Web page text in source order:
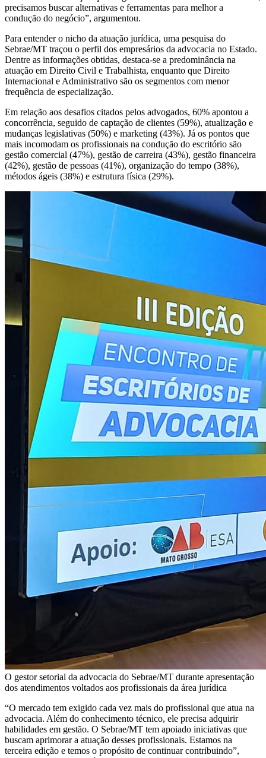
precisamos buscar alternativas e ferramentas para melhor a
condução do negócio”, argumentou.
Para entender o nicho da atuação jurídica, uma pesquisa do
Sebrae/MT traçou o perfil dos empresários da advocacia no Estado.
Dentre as informações obtidas, destaca-se a predominância na
atuação em Direito Civil e Trabalhista, enquanto que Direito
Internacional e Administrativo são os segmentos com menor
frequência de especialização.
Em relação aos desafios citados pelos advogados, 60% apontou a
concorrência, seguido de captação de clientes (59%), atualização e
mudanças legislativas (50%) e marketing (43%). Já os pontos que
mais incomodam os profissionais na condução do escritório são
gestão comercial (47%), gestão de carreira (43%), gestão financeira
(42%), gestão de pessoas (41%), organização do tempo (38%),
métodos ágeis (38%) e estrutura física (29%).
O gestor setorial da advocacia do Sebrae/MT durante apresentação
dos atendimentos voltados aos profissionais da área jurídica
“O mercado tem exigido cada vez mais do profissional que atua na
advocacia. Além do conhecimento técnico, ele precisa adquirir
habilidades em gestão. O Sebrae/MT tem apoiado iniciativas que
buscam aprimorar a atuação desses profissionais. Estamos na
terceira edição e temos o propósito de continuar contribuindo”,